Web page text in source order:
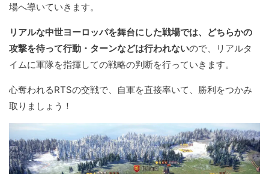
場へ導いていきます。
リアルな中世ヨーロッパを舞台にした戦場では、どちらかの
攻撃を待って行動・ターンなどは行われないので、リアルタ
イムに軍隊を指揮しての戦略の判断を行っていきます。
心奪われるRTSの交戦で、自軍を直接率いて、勝利をつかみ
取りましょう！